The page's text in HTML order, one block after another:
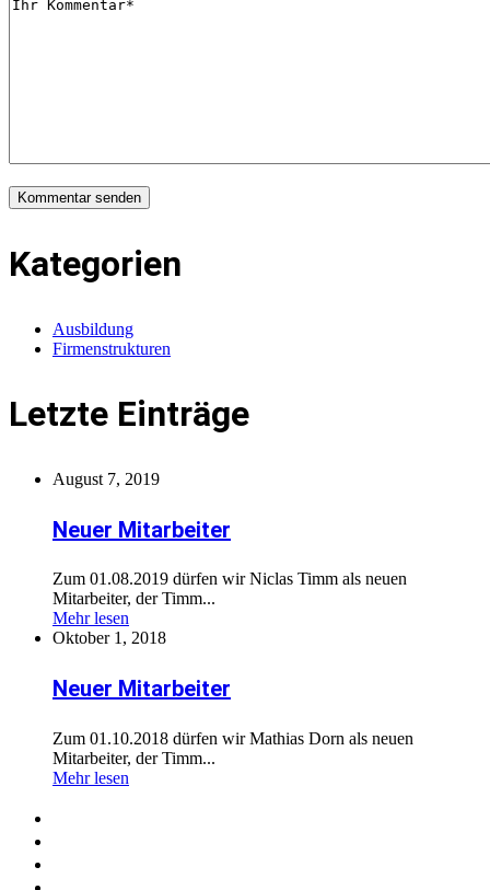
Kategorien
Ausbildung
Firmenstrukturen
Letzte Einträge
August 7, 2019
Neuer Mitarbeiter
Zum 01.08.2019 dürfen wir Niclas Timm als neuen
Mitarbeiter, der Timm...
Mehr lesen
Oktober 1, 2018
Neuer Mitarbeiter
Zum 01.10.2018 dürfen wir Mathias Dorn als neuen
Mitarbeiter, der Timm...
Mehr lesen